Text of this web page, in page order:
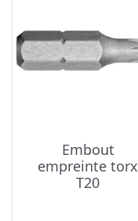
Embout
empreinte torx
T20